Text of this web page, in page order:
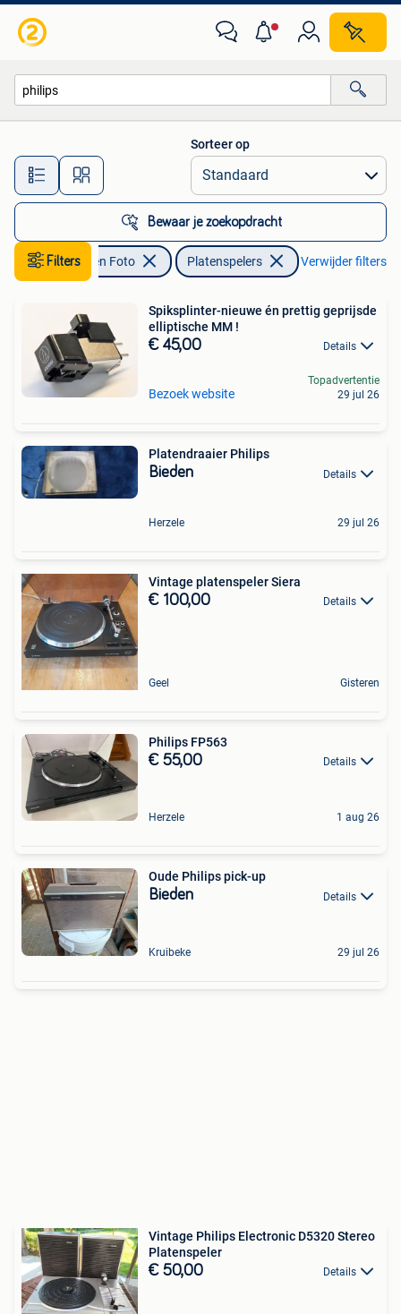
Alle afstanden…
Sorteer op
Bewaar je zoekopdracht
Filters
Audio, Tv en Foto Platenspelers Verwijder filters
Spiksplinter-nieuwe én prettig geprijsde
elliptische MM !
€ 45,00 Details
Bezoek website
Topadvertentie
29 jul 26
Platendraaier Philips
Bieden Details
Herzele 29 jul 26
Vintage platenspeler Siera
€ 100,00 Details
Geel Gisteren
Philips FP563
€ 55,00 Details
Herzele 1 aug 26
Oude Philips pick-up
Bieden Details
Kruibeke 29 jul 26
Vintage Philips Electronic D5320 Stereo
Platenspeler
€ 50,00 Details